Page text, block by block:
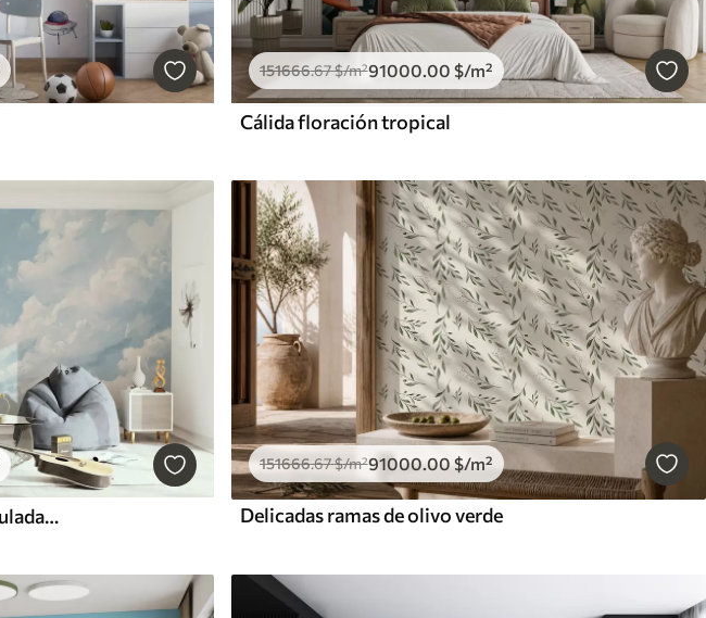
151666.67$/m²91000.00 $/m²
Cálida floración tropical
Cielo azul con pinceladas simuladas de óleo
151666.67$/m²91000.00 $/m²
Delicadas ramas de olivo verde